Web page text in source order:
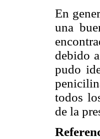
En
una
debido
pudo
todos
de la